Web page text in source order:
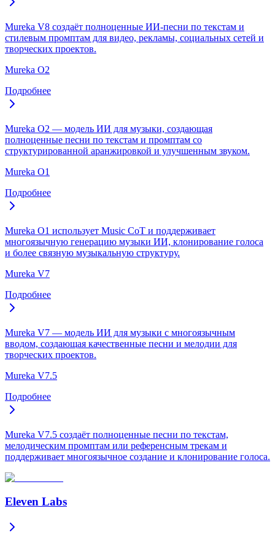
Mureka V8 создаёт полноценные ИИ-песни по текстам и
стилевым промптам для видео, рекламы, социальных сетей и
творческих проектов.
Mureka O2
Подробнее
Mureka O2 — модель ИИ для музыки, создающая
полноценные песни по текстам и промптам со
структурированной аранжировкой и улучшенным звуком.
Mureka O1
Подробнее
Mureka O1 использует Music CoT и поддерживает
многоязычную генерацию музыки ИИ, клонирование голоса
и более связную музыкальную структуру.
Mureka V7
Подробнее
Mureka V7 — модель ИИ для музыки с многоязычным
вводом, создающая качественные песни и мелодии для
творческих проектов.
Mureka V7.5
Подробнее
Mureka V7.5 создаёт полноценные песни по текстам,
мелодическим промптам или референсным трекам и
поддерживает многоязычное создание и клонирование голоса.
Eleven Labs